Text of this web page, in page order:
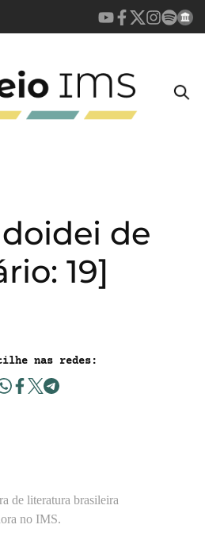
de
19]
nas redes:
de literatura brasileira
no IMS.